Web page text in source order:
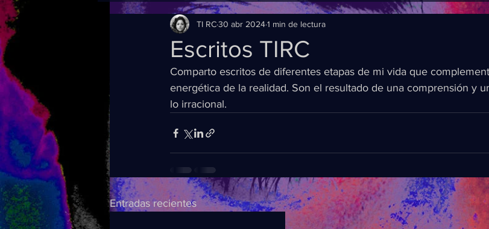
Escritos TIRC
TI RC30 abr 20241 min de lectura
Comparto escritos de diferentes etapas de mi vida que
energética de la realidad. Son el resultado de una comprensión y
lo irracional.
Entradas recientes